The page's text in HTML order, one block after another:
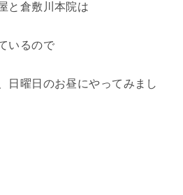
と倉敷川本院は
いるので
日曜日のお昼にやってみまし